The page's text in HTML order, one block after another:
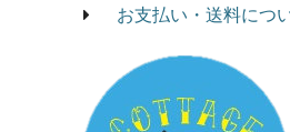
お支払い・送料につ